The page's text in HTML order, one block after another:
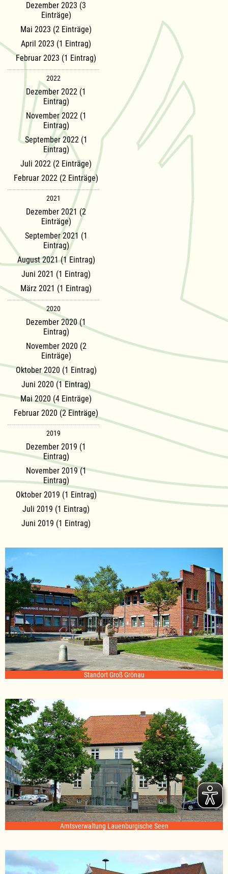
Dezember 2023 (3
Einträge)
Mai 2023 (2 Einträge)
April 2023 (1 Eintrag)
Februar 2023 (1 Eintrag)
2022
Dezember 2022 (1
Eintrag)
November 2022 (1
Eintrag)
September 2022 (1
Eintrag)
Juli 2022 (2 Einträge)
Februar 2022 (2 Einträge)
2021
Dezember 2021 (2
Einträge)
September 2021 (1
Eintrag)
August 2021 (1 Eintrag)
Juni 2021 (1 Eintrag)
März 2021 (1 Eintrag)
2020
Dezember 2020 (1
Eintrag)
November 2020 (2
Einträge)
Oktober 2020 (1 Eintrag)
Juni 2020 (1 Eintrag)
Mai 2020 (4 Einträge)
Februar 2020 (2 Einträge)
2019
Dezember 2019 (1
Eintrag)
November 2019 (1
Eintrag)
Oktober 2019 (1 Eintrag)
Juli 2019 (1 Eintrag)
Juni 2019 (1 Eintrag)
Standort Groß Grönau
Amtsverwaltung Lauenburgische Seen